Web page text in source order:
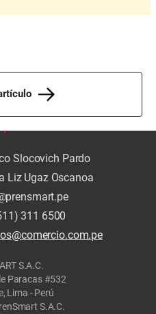
Slocovich Pardo
Liz Ugaz Oscanoa
311 6500
S.A.C.
Paracas #532
Lima - Perú
S.A.C.